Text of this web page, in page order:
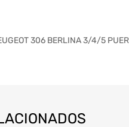
306 BERLINA 3/4/5